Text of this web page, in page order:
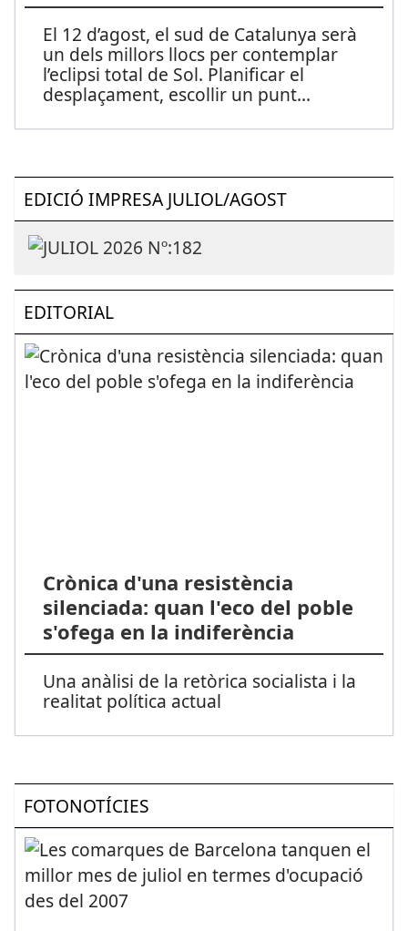
El 12 d’agost, el sud de Catalunya serà
un dels millors llocs per contemplar
l’eclipsi total de Sol. Planificar el
desplaçament, escollir un punt...
EDICIÓ IMPRESA JULIOL/AGOST
EDITORIAL
Crònica d'una resistència
silenciada: quan l'eco del poble
s'ofega en la indiferència
Una anàlisi de la retòrica socialista i la
realitat política actual
FOTONOTÍCIES